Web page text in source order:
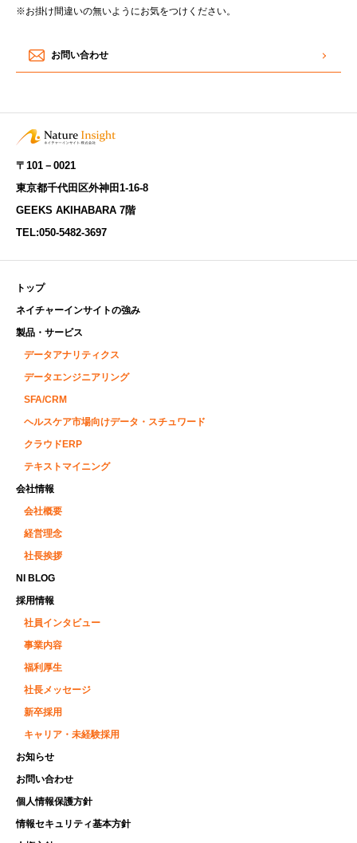
※お掛け間違いの無いようにお気をつけください。
お問い合わせ
〒101－0021
東京都千代田区外神田1-16-8
GEEKS AKIHABARA 7階
TEL:050-5482-3697
トップ
ネイチャーインサイトの強み
製品・サービス
データアナリティクス
データエンジニアリング
SFA/CRM
ヘルスケア市場向けデータ・スチュワード
クラウドERP
テキストマイニング
会社情報
会社概要
経営理念
社長挨拶
NI BLOG
採用情報
社員インタビュー
事業内容
福利厚生
社長メッセージ
新卒採用
キャリア・未経験採用
お知らせ
お問い合わせ
個人情報保護方針
情報セキュリティ基本方針